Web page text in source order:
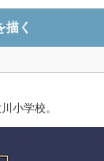
く
小学校。